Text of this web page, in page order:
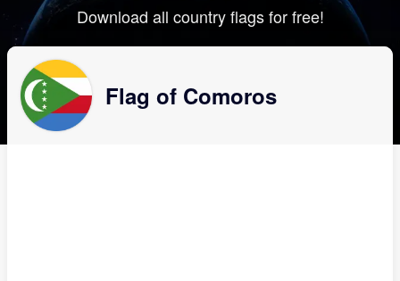
Download all country flags for free!
Flag of Comoros